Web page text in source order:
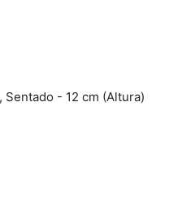
- 12 cm (Altura)